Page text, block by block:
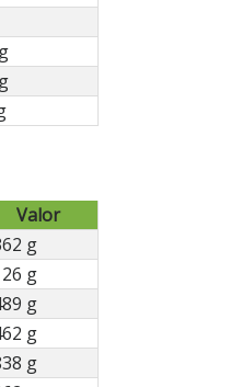
Valor
g
g
g
g
g